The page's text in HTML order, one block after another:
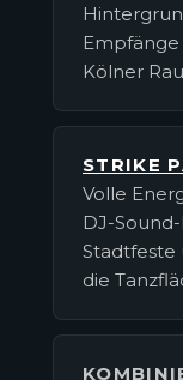
Kölner
STRIKE
Volle
DJ-
Stadtfeste
die